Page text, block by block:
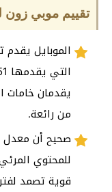
تقييم موبي زون
الموبايل يقدم
يقدمان خامات
من رائعة.
للمحتوي
قوية تصمد